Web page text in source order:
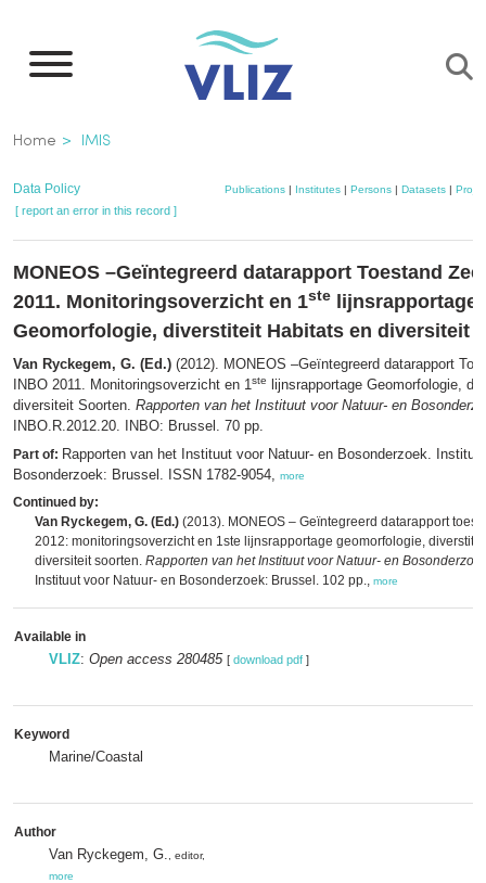
main
Breadcrumb
Home IMIS
Data Policy Publications | Institutes | Persons | Datasets |
[ report an error in this record ]
MONEOS –Geïntegreerd datarapport Toestand
2011. Monitoringsoverzicht en 1ste
lijnsrapportage
Geomorfologie, diverstiteit Habitats en diversiteit
Van Ryckegem, G. (Ed.) (2012). MONEOS –Geïntegreerd datarapport
INBO 2011. Monitoringsoverzicht en 1ste
lijnsrapportage Geomorfologie,
diversiteit Soorten. Rapporten van het Instituut voor Natuur- en
INBO.R.2012.20. INBO: Brussel. 70 pp.
Part of: Rapporten van het Instituut voor Natuur- en Bosonderzoek.
Bosonderzoek: Brussel. ISSN 1782-9054, more
Continued by:
Van Ryckegem, G. (Ed.) (2013). MONEOS – Geïntegreerd datarapport
2012: monitoringsoverzicht en 1ste lijnsrapportage geomorfologie,
diversiteit soorten. Rapporten van het Instituut voor Natuur- en
Instituut voor Natuur- en Bosonderzoek: Brussel. 102 pp., more
Available in
VLIZ: Open access 280485 [ download pdf ]
Keyword
Marine/Coastal
Author
Van Ryckegem, G. , editor,
more